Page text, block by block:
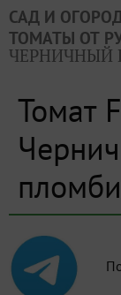
САД И
ТОМАТЫ ОТ
ЧЕРНИЧНЫЙ
Томат